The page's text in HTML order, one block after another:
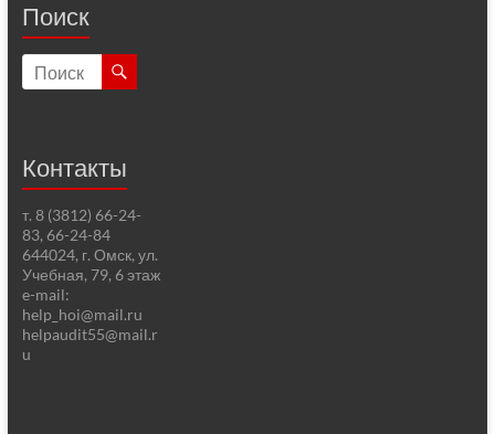
Поиск
Контакты
т. 8 (3812) 66-24-
83, 66-24-84
644024, г. Омск, ул.
Учебная, 79, 6 этаж
e-mail:
help_hoi@mail.ru
helpaudit55@mail.r
u